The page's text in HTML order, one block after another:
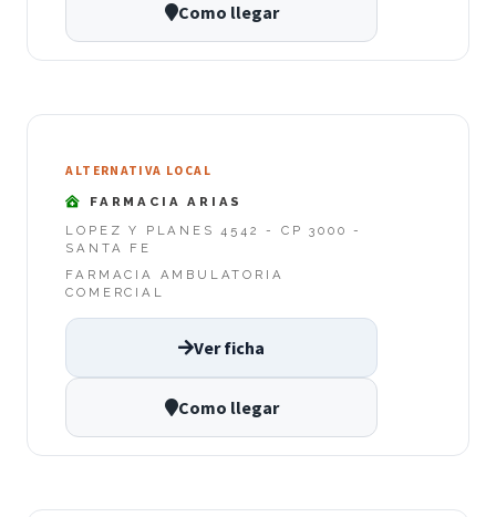
Como llegar
ALTERNATIVA LOCAL
FARMACIA ARIAS
LOPEZ Y PLANES 4542 - CP 3000 -
SANTA FE
FARMACIA AMBULATORIA
COMERCIAL
Ver ficha
Como llegar